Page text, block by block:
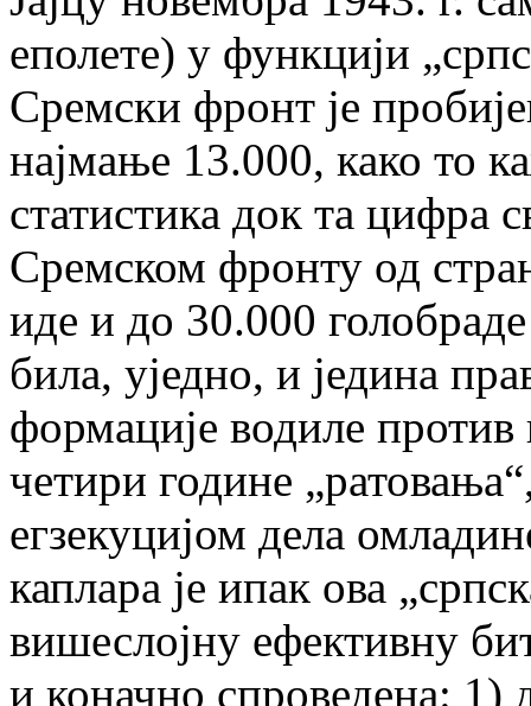
еполете) у функцији
Сремски фронт је
најмање 13.000, како то
статистика док та цифра
Сремском фронту од
иде и до 30.000
била, уједно, и једина
формације водиле против
четири године
егзекуцијом дела
каплара је ипак ова
вишеслојну ефективну
и коначно спроведена: